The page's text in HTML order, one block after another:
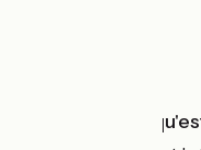
Accueil Vélo